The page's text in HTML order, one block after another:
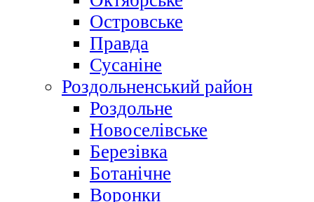
Островське
Правда
Сусаніне
Роздольненський район
Роздольне
Новоселівське
Березівка
Ботанічне
Воронки